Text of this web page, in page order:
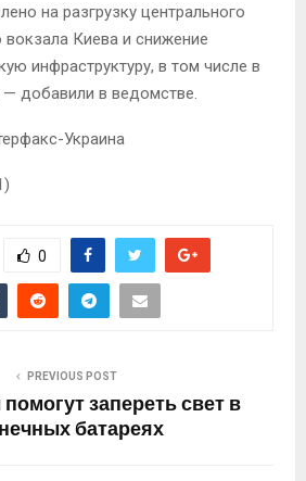
на разгрузку центрального
Киева и снижение
инфраструктуру, в том числе в
добавили в ведомстве.
Украина
0
PREVIOUS POST
запереть свет в
батареях